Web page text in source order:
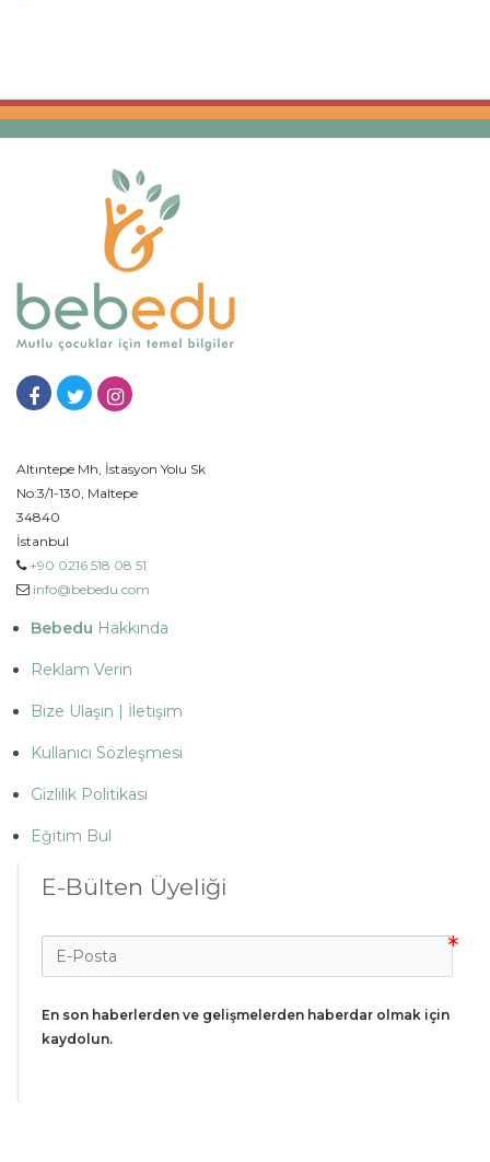
Altıntepe Mh, İstasyon Yolu Sk
No:3/1-130, Maltepe
34840
İstanbul
+90 0216 518 08 51
info@bebedu.com
Bebedu Hakkında
Reklam Verin
Bize Ulaşın | İletişim
Kullanıcı Sözleşmesi
Gizlilik Politikası
Eğitim Bul
E-Bülten Üyeliği
En son haberlerden ve gelişmelerden haberdar olmak için
kaydolun.